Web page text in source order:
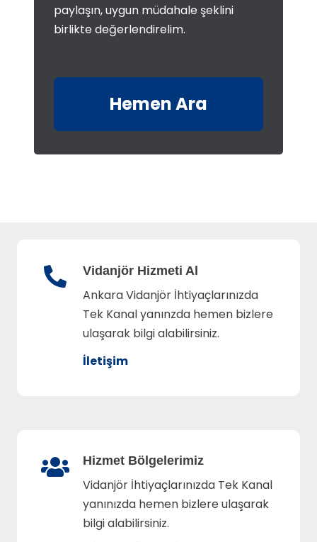
paylaşın, uygun müdahale şeklini
birlikte değerlendirelim.
Hemen Ara
Vidanjör Hizmeti Al
Ankara Vidanjör İhtiyaçlarınızda
Tek Kanal yanınzda hemen bizlere
ulaşarak bilgi alabilirsiniz.
İletişim
Hizmet Bölgelerimiz
Vidanjör İhtiyaçlarınızda Tek Kanal
yanınızda hemen bizlere ulaşarak
bilgi alabilirsiniz.